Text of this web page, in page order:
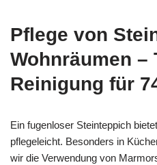
Pflege von
Wohnräumen –
Reinigung für
Ein fugenloser Steinteppich
pflegeleicht. Besonders in
wir die Verwendung von